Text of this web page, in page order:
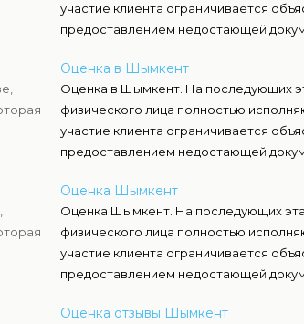
участие клиента ограничивается
предоставлением недостающей
Оценка в Шымкент
Оценка в Шымкент. На последующих
физического лица полностью
участие клиента ограничивается
предоставлением недостающей
Оценка Шымкент
Оценка Шымкент. На последующих
физического лица полностью
участие клиента ограничивается
предоставлением недостающей
Оценка отзывы Шымкент